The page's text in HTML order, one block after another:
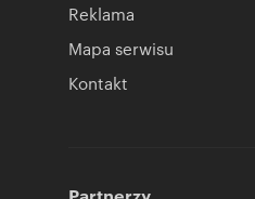
Reklama
Mapa serwisu
Kontakt